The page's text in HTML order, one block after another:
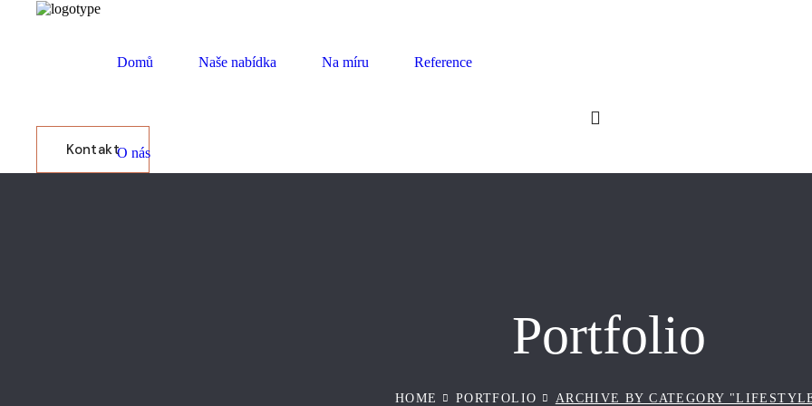
Domů Naše nabídka Na míru Reference
O nás
Kontakt
Portfolio
HOME PORTFOLIO ARCHIVE BY CATEGORY